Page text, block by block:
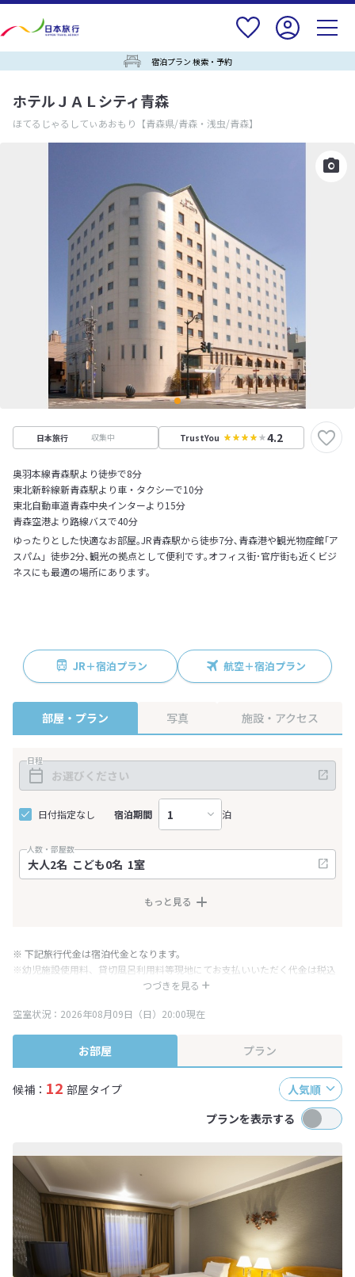
宿泊プラン 検索・予約
ホテルＪＡＬシティ青森
ほてるじゃるしてぃあおもり 【青森県/青森・浅虫/青森】
日本旅行 収集中 TrustYou 4.2
奥羽本線青森駅より徒歩で8分
東北新幹線新青森駅より車・タクシーで10分
東北自動車道青森中央インターより15分
青森空港より路線バスで40分
ゆったりとした快適なお部屋｡JR青森駅から徒歩7分､青森港や観光物産館｢ア
スパム」徒歩2分､観光の拠点として便利です｡オフィス街･官庁街も近くビジ
ネスにも最適の場所にあります｡
JR＋宿泊プラン 航空＋宿泊プラン
部屋・プラン 写真 施設・アクセス
日程
日付指定なし 宿泊期間 泊
人数・部屋数
もっと見る
つづきを見る
※ 下記旅行代金は宿泊代金となります。
※幼児施設使用料、貸切風呂利用料等現地にてお支払いいただく代金は税込
み表記となりますが、消費税増税に伴い代金が一部変更となる場合がござい
※表示されている旅行代金・プラン内容は一定時間ごとに更新されます。最
終確認画面でご確認ください。
空室状況：2026年08月09日（日）20:00現在
お部屋 プラン
候補： 12 部屋タイプ
人気順
プランを表示する